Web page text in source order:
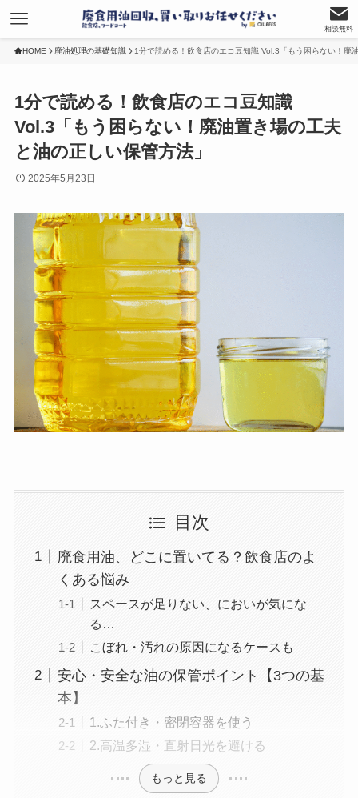
相談無料
HOME 廃油処理の基礎知識 1分で読める！飲食店のエコ豆知識 Vol.3「もう困らない！廃
1分で読める！飲食店のエコ豆知識
Vol.3「もう困らない！廃油置き場の工夫
と油の正しい保管方法」
2025年5月23日
目次
廃食用油、どこに置いてる？飲食店のよ
くある悩み
スペースが足りない、においが気にな
る…
こぼれ・汚れの原因になるケースも
安心・安全な油の保管ポイント【3つの基
本】
1.ふた付き・密閉容器を使う
2.高温多湿・直射日光を避ける
もっと見る